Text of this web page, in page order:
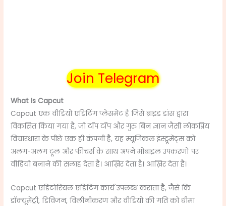
Join Telegram
What Is Capcut
Capcut एक वीडियो एडिटिंग प्लेसमेंट है जिसे ब्राइड डांस द्वारा
विकसित किया गया है, जो टॉप टॉप और गुरु बिन ज्ञान जैसी लोकप्रिय
विचारधारा के पीछे एक ही कंपनी है, यह म्यूजिकल इंस्ट्रूमेंट्स को
अलग-अलग टूल और फीचर्स के साथ अपने मोबाइल उपकरणों पर
वीडियो बनाने की सलाह देता है। आख़िर देता है। आख़िर देता है।
Capcut एडिटोरियल एडिटिंग कार्य उपलब्ध कराता है, जैसे कि
डॉक्यूमेंट्री, डिविजन, विलीनीकरण और वीडियो की गति को धीमा